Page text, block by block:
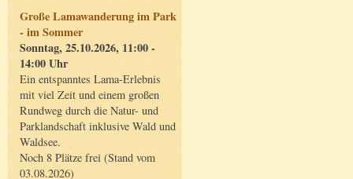
Große Lamawanderung im Park
- im Sommer
Sonntag, 25.10.2026, 11:00 -
14:00 Uhr
Ein entspanntes Lama-Erlebnis
mit viel Zeit und einem großen
Rundweg durch die Natur- und
Parklandschaft inklusive Wald und
Waldsee.
Noch 8 Plätze frei (Stand vom
03.08.2026)